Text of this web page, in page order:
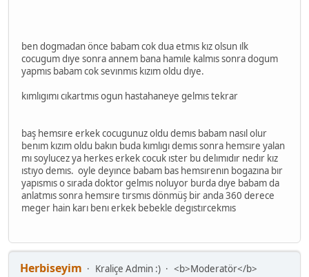
ben dogmadan önce babam cok dua etmıs kız olsun ılk
cocugum dıye sonra annem bana hamıle kalmıs sonra dogum
yapmıs babam cok sevınmıs kızım oldu dıye.
kımlıgımı cıkartmıs ogun hastahaneye gelmıs tekrar
baş hemsıre erkek cocugunuz oldu demıs babam nasıl olur
benım kızım oldu bakın buda kımlıgı demıs sonra hemsıre yalan
mı soylucez ya herkes erkek cocuk ıster bu delımıdır nedır kız
ıstıyo demıs. oyle deyınce babam bas hemsırenın bogazına bır
yapısmıs o sırada doktor gelmıs noluyor burda dıye babam da
anlatmıs sonra hemsıre tırsmıs dönmüş bir anda 360 derece
meger hain karı benı erkek bebekle degıstırcekmıs
Herbiseyim Kraliçe Admin :)
<b>Moderatör</b>